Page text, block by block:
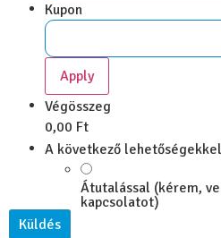
Kupon
Végösszeg
0,00 Ft
A következő
Átutalással (kérem,
kapcsolatot)